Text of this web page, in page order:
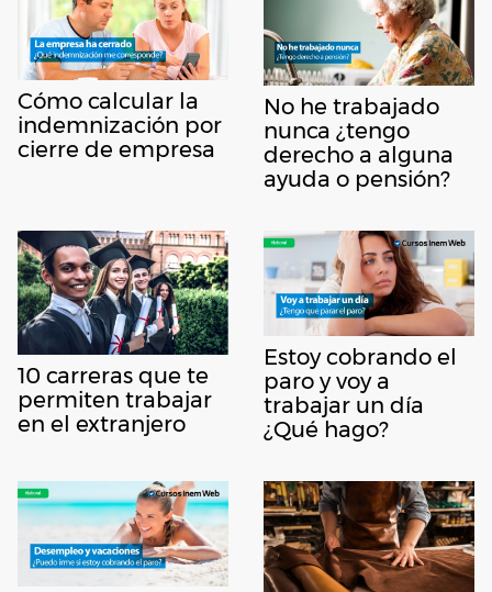
Cómo calcular la
indemnización por
cierre de empresa
No he trabajado
nunca ¿tengo
derecho a alguna
ayuda o pensión?
10 carreras que te
permiten trabajar
en el extranjero
Estoy cobrando el
paro y voy a
trabajar un día
¿Qué hago?